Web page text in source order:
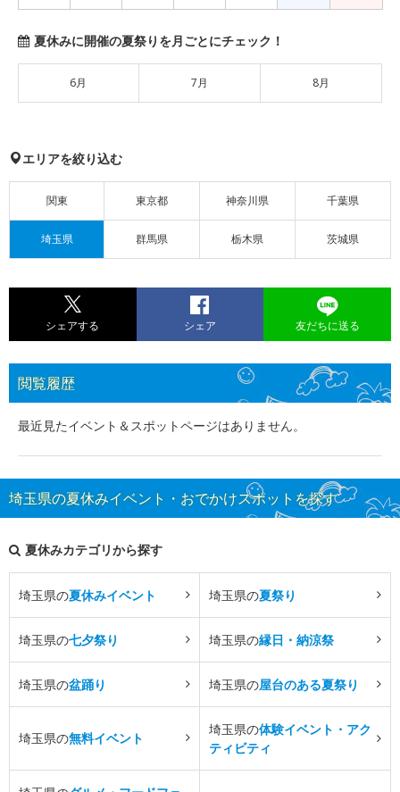
夏休みに開催の夏祭りを月ごとにチェック！
6月 7月 8月
エリアを絞り込む
関東 東京都 神奈川県 千葉県
埼玉県 群馬県 栃木県 茨城県
シェアする シェア 友だちに送る
閲覧履歴
最近見たイベント＆スポットページはありません。
埼玉県の夏休みイベント・おでかけスポットを探す
夏休みカテゴリから探す
埼玉県の夏休みイベント 埼玉県の夏祭り
埼玉県の七夕祭り 埼玉県の縁日・納涼祭
埼玉県の盆踊り 埼玉県の屋台のある夏祭り
埼玉県の無料イベント
埼玉県の体験イベント・アク
ティビティ